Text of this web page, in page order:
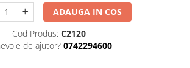
ADAUGA IN COS
Cod Produs: C2120
de ajutor? 0742294600